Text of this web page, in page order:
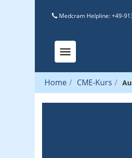
Medcram Helpline: +49-
Toggle navigation
Home / CME-Kurs /